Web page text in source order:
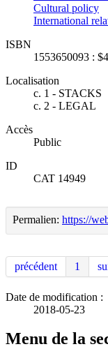
Cultural policy
International
ISBN
1553650093 :
Localisation
c. 1 - STACKS
c. 2 - LEGAL
Accès
Public
ID
CAT 14949
Permalien: https://
précédent 1
Date de modification :
2018-05-23
Menu de la